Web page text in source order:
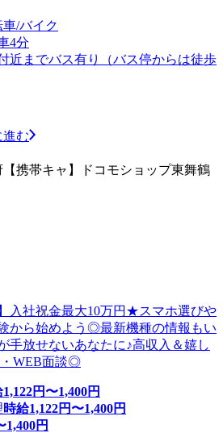
/バイク
4分
近までバス有り（バス停からは徒歩
進む
携帯キャ】ドコモショップ東舞鶴
入社祝金最大10万円★スマホ選びや
から始めよう◎最新機種の情報もい
手放せないあなたに♪高収入＆嬉し
WEB面談◎
1,122円〜1,400円
時給1,122円〜1,400円
1,400円